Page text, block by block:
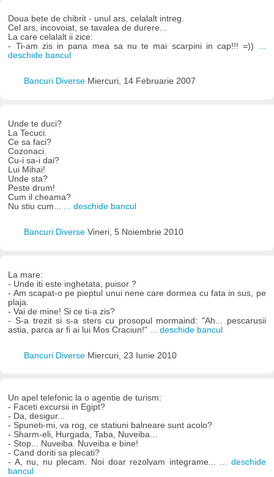
Doua bete de chibrit - unul ars, celalalt intreg.
Cel ars, incovoiat, se tavalea de durere...
La care celalalt ii zice:
- Ti-am zis in pana mea sa nu te mai scarpini in cap!!! =)) ...
deschide bancul
Bancuri Diverse Miercuri, 14 Februarie 2007
Unde te duci?
La Tecuci.
Ce sa faci?
Cozonaci.
Cu-i sa-i dai?
Lui Mihai!
Unde sta?
Peste drum!
Cum il cheama?
Nu stiu cum...
... deschide bancul
Bancuri Diverse Vineri, 5 Noiembrie 2010
La mare:
- Unde iti este inghetata, puisor ?
- Am scapat-o pe pieptul unui nene care dormea cu fata in sus, pe
plaja.
- Vai de mine! Si ce ti-a zis?
- S-a trezit si s-a sters cu prosopul mormaind: "Ah... pescarusii
astia, parca ar fi ai lui Mos Craciun!"
... deschide bancul
Bancuri Diverse Miercuri, 23 Iunie 2010
Un apel telefonic la o agentie de turism:
- Faceti excursii in Egipt?
- Da, desigur...
- Spuneti-mi, va rog, ce statiuni balneare sunt acolo?
- Sharm-eli, Hurgada, Taba, Nuveiba...
- Stop... Nuveiba. Nuveiba e bine!
- Cand doriti sa plecati?
- A, nu, nu plecam. Noi doar rezolvam integrame... ... deschide
bancul